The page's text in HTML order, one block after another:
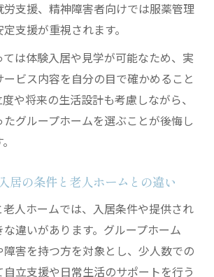
支援、精神障害者向けでは服薬管理
支援が重視されます。
ては体験入居や見学が可能なため、実
ビス内容を自分の目で確かめること
や将来の生活設計も考慮しながら、
グループホームを選ぶことが後悔し
居の条件と老人ホームとの違い
人ホームでは、入居条件や提供され
違いがあります。グループホーム
障害を持つ方を対象とし、少人数での
立支援や日常生活のサポートを行う